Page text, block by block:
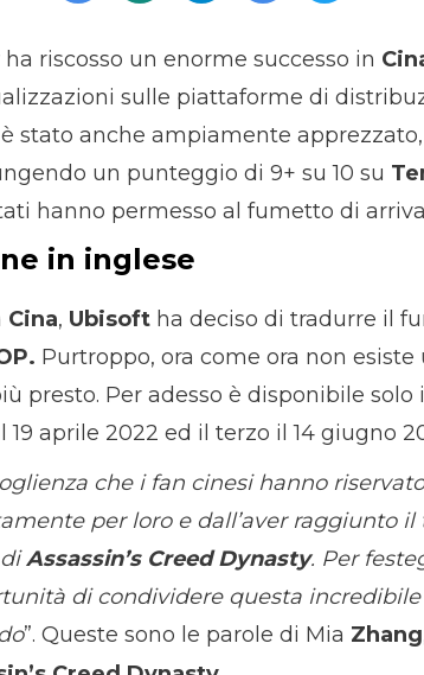
ha riscosso un enorme successo in
sulle piattaforme di
stato anche ampiamente
un punteggio di 9+ su 10 su
hanno permesso al fumetto di
in inglese
Cina, Ubisoftha deciso di tradurre il
Purtroppo, ora come ora non
presto. Per adesso è disponibile solo il
aprile 2022 ed il terzo il 14 giugno
che i fan cinesi hanno
per loro e dall’aver raggiunto
Assassin’s Creed Dynasty. Per
di condividere questa incredibile
”. Queste sono le parole di Mia Zhang